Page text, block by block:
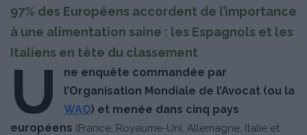
97% des Européens accordent de l’importance
à une alimentation saine : les Espagnols et les
Italiens en tête du classement
U
ne enquête commandée par
l’Organisation Mondiale de l’Avocat (ou la
WAO) et menée dans cinq pays
européens (France, Royaume-Uni, Allemagne, Italie et